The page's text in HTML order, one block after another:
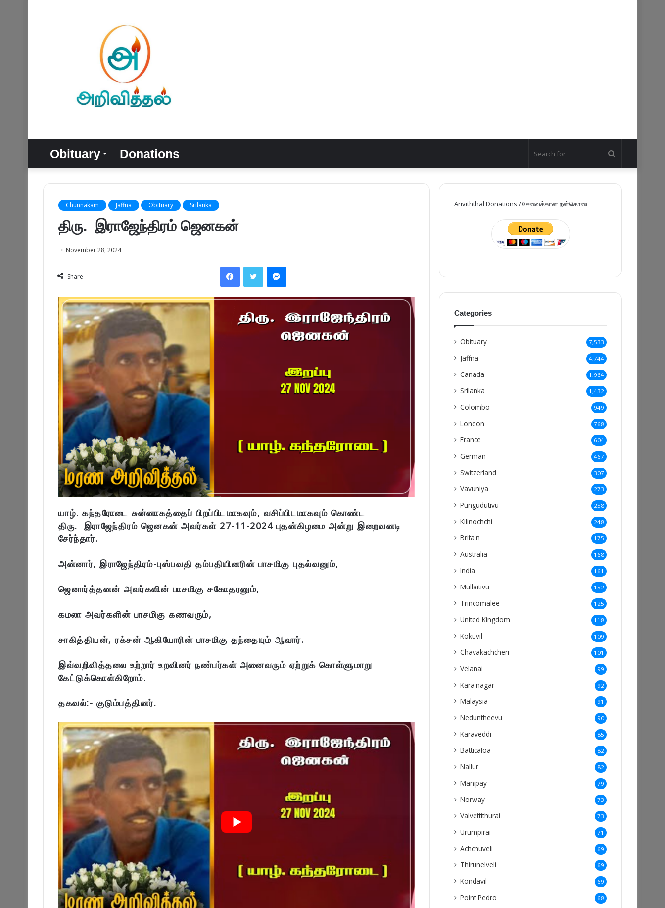
Obituary Donations
for
Chunnakam Jaffna Obituary Srilanka
திரு. இராஜேந்திரம் ஜெனகன்
November 28, 2024
Share
FacebookTwitter Messenger
யாழ். கந்தரோடை சுன்னாகத்தைப் பிறப்பிடமாகவும், வசிப்பிடமாகவும் கொண்ட
திரு. இராஜேந்திரம் ஜெனகன் அவர்கள் 27-11-2024 புதன்கிழமை அன்று இறைவனடி
சேர்ந்தார்.
அன்னார், இராஜேந்திரம்-புஸ்பவதி தம்பதியினரின் பாசமிகு புதல்வனும்,
ஜெனார்த்தனன் அவர்களின் பாசமிகு சகோதரனும்,
கமலா அவர்களின் பாசமிகு கணவரும்,
சாகித்தியன், ரக்சன் ஆகியோரின் பாசமிகு தந்தையும் ஆவார்.
இவ்வறிவித்தலை உற்றார் உறவினர் நண்பர்கள் அனைவரும் ஏற்றுக் கொள்ளுமாறு
கேட்டுக்கொள்கிறோம்.
தகவல்:- குடும்பத்தினர்.
Ariviththal Donations / சேவைக்கான நன்கொடை
Categories
Obituary 7,533
Jaffna 4,744
Canada 1,964
Srilanka 1,432
Colombo 949
London 768
France 604
German 467
Switzerland 307
Vavuniya 273
Pungudutivu 258
Kilinochchi 248
Britain 175
Australia 168
India 161
Mullaitivu 152
Trincomalee 125
United Kingdom 118
Kokuvil 109
Chavakachcheri 101
Velanai 99
Karainagar 92
Malaysia 91
Neduntheevu 90
Karaveddi 85
Batticaloa 82
Nallur 82
Manipay 79
Norway 73
Valvettithurai 73
Urumpirai 71
Achchuveli 69
Thirunelveli 69
Kondavil 69
Point Pedro 68